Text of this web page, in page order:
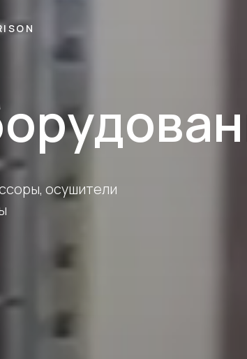
осушители